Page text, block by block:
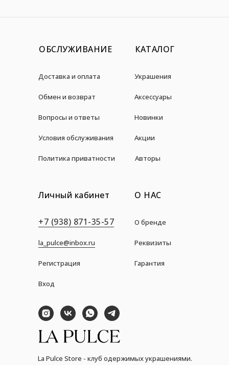
ОБСЛУЖИВАНИЕ
Доставка и оплата
Обмен и возврат
Вопросы и ответы
КАТАЛОГ
Украшения
Аксессуары
Новинки
Акции
Условия обслуживания
Политика приватности
О НАС
О бренде
Авторы
Личный кабинет
Вход
+7 (938) 871-35-57
la_pulce@inbox.ru
La Pulce Store - клуб одержимых украшениями.
Реквизиты
Гарантия
Регистрация